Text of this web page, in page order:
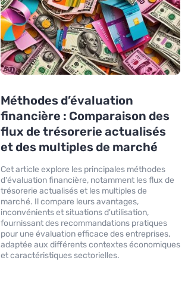
Méthodes d’évaluation
financière : Comparaison des
flux de trésorerie actualisés
et des multiples de marché
Cet article explore les principales méthodes
d'évaluation financière, notamment les flux de
trésorerie actualisés et les multiples de
marché. Il compare leurs avantages,
inconvénients et situations d'utilisation,
fournissant des recommandations pratiques
pour une évaluation efficace des entreprises,
adaptée aux différents contextes économiques
et caractéristiques sectorielles.